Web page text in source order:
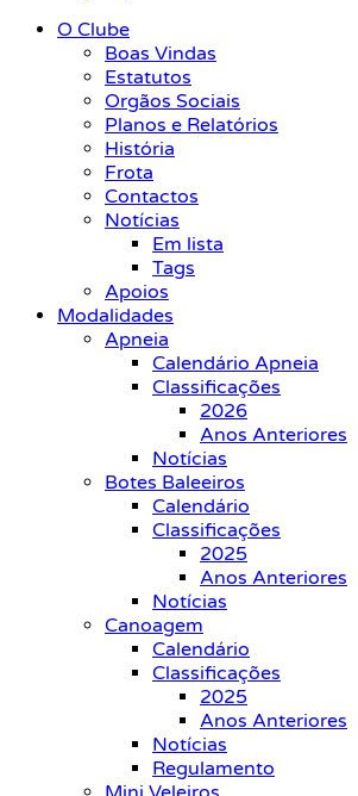
O Clube
Boas Vindas
Estatutos
Orgãos Sociais
Planos e Relatórios
História
Frota
Contactos
Notícias
Em lista
Tags
Apoios
Modalidades
Apneia
Calendário Apneia
Classificações
2026
Anos Anteriores
Notícias
Botes Baleeiros
Calendário
Classificações
2025
Anos Anteriores
Notícias
Canoagem
Calendário
Classificações
2025
Anos Anteriores
Notícias
Regulamento